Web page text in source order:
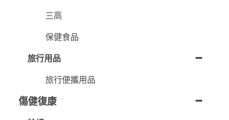
三高
保健食品
旅行用品
旅行便攜用品
傷健復康